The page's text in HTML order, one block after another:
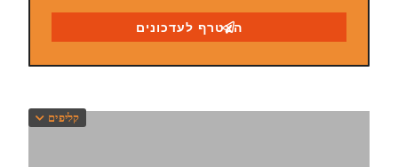
קליפים